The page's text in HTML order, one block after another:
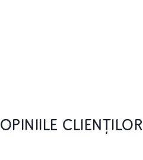
OPINIILE CLIENȚILOR